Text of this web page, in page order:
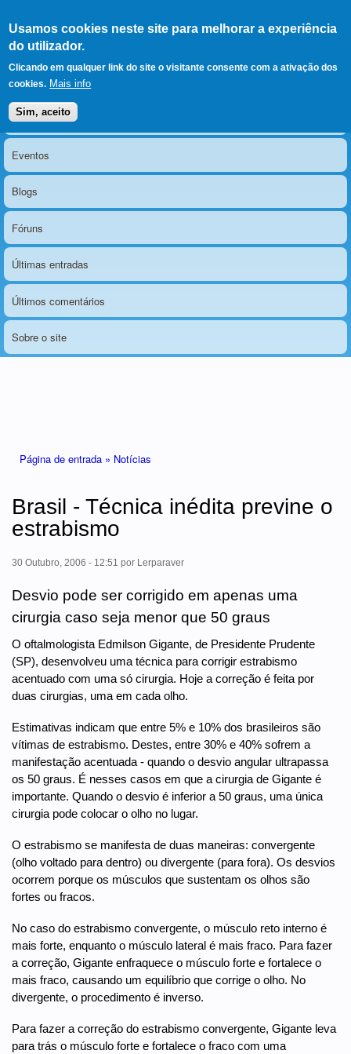
Usamos cookies neste site para melhorar a experiência
do utilizador.
Clicando em qualquer link do site o visitante consente com a ativação dos
cookies. Mais info
Sim, aceito
LERPARAVER , ir para a
página principal
O portal da visão diferente
Menu principal
Notícias
Eventos
Blogs
Fóruns
Últimas entradas
Últimos comentários
Sobre o site
Página de entrada » Notícias
Brasil - Técnica inédita previne o
estrabismo
30 Outubro, 2006 - 12:51 por Lerparaver
Desvio pode ser corrigido em apenas uma
cirurgia caso seja menor que 50 graus
O oftalmologista Edmilson Gigante, de Presidente Prudente
(SP), desenvolveu uma técnica para corrigir estrabismo
acentuado com uma só cirurgia. Hoje a correção é feita por
duas cirurgias, uma em cada olho.
Estimativas indicam que entre 5% e 10% dos brasileiros são
vítimas de estrabismo. Destes, entre 30% e 40% sofrem a
manifestação acentuada - quando o desvio angular ultrapassa
os 50 graus. É nesses casos em que a cirurgia de Gigante é
importante. Quando o desvio é inferior a 50 graus, uma única
cirurgia pode colocar o olho no lugar.
O estrabismo se manifesta de duas maneiras: convergente
(olho voltado para dentro) ou divergente (para fora). Os desvios
ocorrem porque os músculos que sustentam os olhos são
fortes ou fracos.
No caso do estrabismo convergente, o músculo reto interno é
mais forte, enquanto o músculo lateral é mais fraco. Para fazer
a correção, Gigante enfraquece o músculo forte e fortalece o
mais fraco, causando um equilíbrio que corrige o olho. No
divergente, o procedimento é inverso.
Para fazer a correção do estrabismo convergente, Gigante leva
para trás o músculo forte e fortalece o fraco com uma